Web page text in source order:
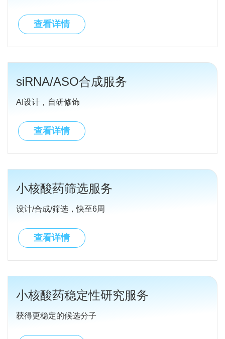
查看详情
siRNA/ASO合成服务
AI设计，自研修饰
查看详情
小核酸药筛选服务
设计/合成/筛选，快至6周
查看详情
小核酸药稳定性研究服务
获得更稳定的候选分子